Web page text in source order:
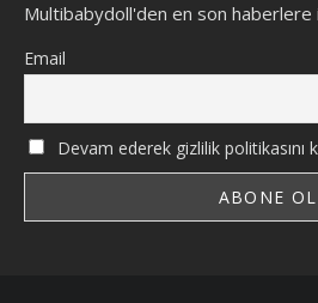
Multibabydoll'den en son haberlere
Email
Devam ederek gizlilik